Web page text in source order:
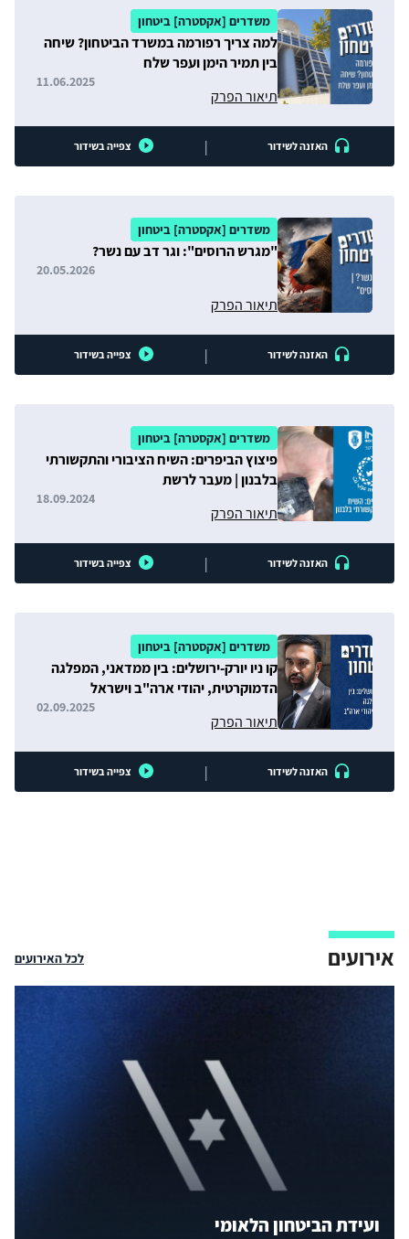
משדרים [אקסטרה] ביטחון
למה צריך רפורמה במשרד הביטחון? שיחה
בין תמיר הימן ועפר שלח
תיאור הפרק
11.06.2025
האזנה לשידור | צפייה בשידור
משדרים [אקסטרה] ביטחון
"מגרש הרוסים": וגר דב עם נשר?
תיאור הפרק
20.05.2026
האזנה לשידור | צפייה בשידור
משדרים [אקסטרה] ביטחון
פיצוץ הביפרים: השיח הציבורי והתקשורתי
בלבנון | מעבר לרשת
תיאור הפרק
18.09.2024
האזנה לשידור | צפייה בשידור
משדרים [אקסטרה] ביטחון
קו ניו יורק-ירושלים: בין ממדאני, המפלגה
הדמוקרטית, יהודי ארה"ב וישראל
תיאור הפרק
02.09.2025
האזנה לשידור | צפייה בשידור
אירועים לכל האירועים
ועידת הביטחון הלאומי